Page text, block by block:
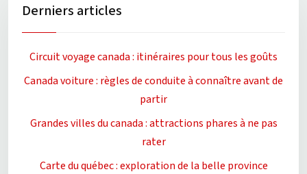
Derniers articles
Circuit voyage canada : itinéraires pour tous les goûts
Canada voiture : règles de conduite à connaître avant de
partir
Grandes villes du canada : attractions phares à ne pas
rater
Carte du québec : exploration de la belle province